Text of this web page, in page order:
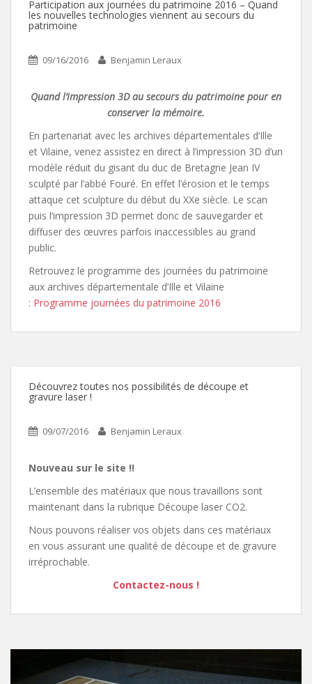
Participation aux journées du patrimoine 2016 – Quand
les nouvelles technologies viennent au secours du
patrimoine
09/16/2016 Benjamin Leraux
Quand l’impression 3D au secours du patrimoine pour en
conserver la mémoire.
En partenariat avec les archives départementales d’Ille
et Vilaine, venez assistez en direct à l’impression 3D d’un
modèle réduit du gisant du duc de Bretagne Jean IV
sculpté par l’abbé Fouré. En effet l’érosion et le temps
attaque cet sculpture du début du XXe siècle. Le scan
puis l’impression 3D permet donc de sauvegarder et
diffuser des œuvres parfois inaccessibles au grand
public.
Retrouvez le programme des journées du patrimoine
aux archives départementale d’Ille et Vilaine
: Programme journées du patrimoine 2016
Découvrez toutes nos possibilités de découpe et
gravure laser !
09/07/2016 Benjamin Leraux
Nouveau sur le site !!
L’ensemble des matériaux que nous travaillons sont
maintenant dans la rubrique Découpe laser CO2.
Nous pouvons réaliser vos objets dans ces matériaux
en vous assurant une qualité de découpe et de gravure
irréprochable.
Contactez-nous !